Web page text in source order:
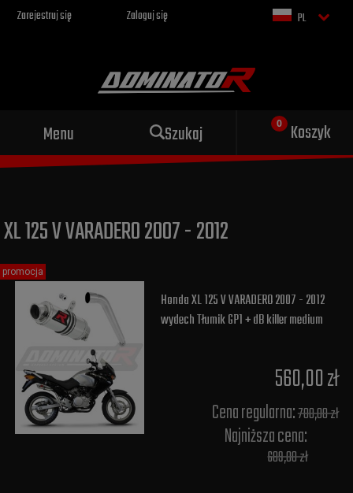
Zarejestruj się Zaloguj się PL
Menu Szukaj Koszyk
Sportowy wydech dla Twojego
XL 125 V VARADERO 2007 - 2012
Honda XL 125 V VARADERO 2007 - 2012
wydech Tłumik GP1 + dB killer medium
560,00 zł
Cena regularna:700,00 zł
Najniższa cena:
689,00 zł
promocja